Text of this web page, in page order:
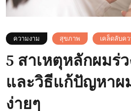
ความงาม สุขภาพ เคล็ดลับค
5 สาเหตุหลักผมร่
และวิธีแก้ปัญหาผ
ง่ายๆ